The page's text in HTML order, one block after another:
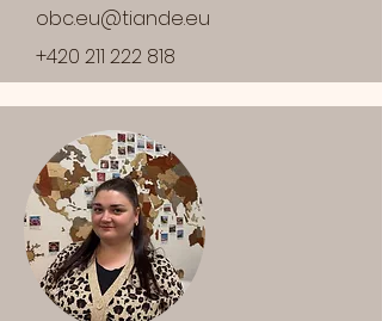
obc.eu@tiande.eu
+420 211 222 818